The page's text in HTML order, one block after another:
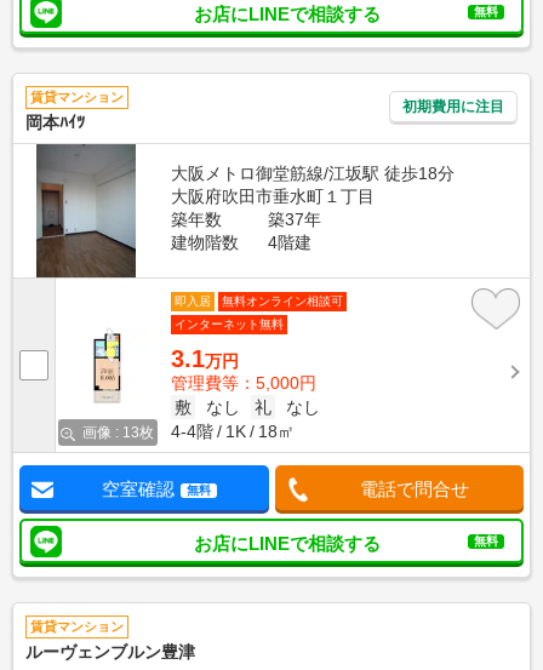
お店にLINEで相談する 無料
賃貸マンション
岡本ﾊｲﾂ
初期費用に注目
大阪メトロ御堂筋線/江坂駅 徒歩18分
大阪府吹田市垂水町１丁目
築年数
築37年
建物階数
4階建
画像 : 13枚
即入居
無料オンライン相談可
インターネット無料
3.1万円
管理費等：5,000円
敷
なし 礼
なし
4-4階
1K 18㎡
空室確認 無料 電話で問合せ
お店にLINEで相談する 無料
賃貸マンション
ルーヴェンブルン豊津